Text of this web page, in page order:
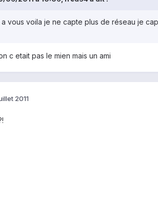
vous voila je ne capte plus de réseau je
c etait pas le mien mais un ami
2011